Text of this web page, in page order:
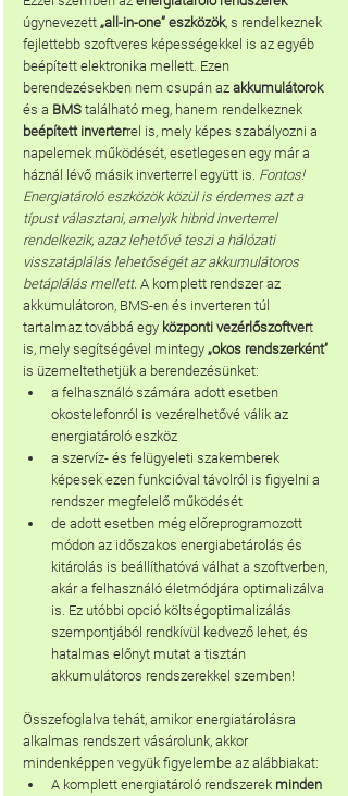
úgynevezett „all-in-one” eszközök, s rendelkeznek
fejlettebb szoftveres képességekkel is az egyéb
beépített elektronika mellett. Ezen
berendezésekben nem csupán az akkumulátorok
és a BMS található meg, hanem rendelkeznek
beépített inverterrel is, mely képes szabályozni a
napelemek működését, esetlegesen egy már a
háznál lévő másik inverterrel együtt is. Fontos!
Energiatároló eszközök közül is érdemes azt a
típust választani, amelyik hibrid inverterrel
rendelkezik, azaz lehetővé teszi a hálózati
visszatáplálás lehetőségét az akkumulátoros
betáplálás mellett. A komplett rendszer az
akkumulátoron, BMS-en és inverteren túl
tartalmaz továbbá egy központi vezérlőszoftvert
is, mely segítségével mintegy „okos rendszerként”
is üzemeltethetjük a berendezésünket:
a felhasználó számára adott esetben
okostelefonról is vezérelhetővé válik az
energiatároló eszköz
a szervíz- és felügyeleti szakemberek
képesek ezen funkcióval távolról is figyelni a
rendszer megfelelő működését
de adott esetben még előreprogramozott
módon az időszakos energiabetárolás és
kitárolás is beállíthatóvá válhat a szoftverben,
akár a felhasználó életmódjára optimalizálva
is. Ez utóbbi opció költségoptimalizálás
szempontjából rendkívül kedvező lehet, és
hatalmas előnyt mutat a tisztán
akkumulátoros rendszerekkel szemben!
Összefoglalva tehát, amikor energiatárolásra
alkalmas rendszert vásárolunk, akkor
mindenképpen vegyük figyelembe az alábbiakat:
A komplett energiatároló rendszerek minden